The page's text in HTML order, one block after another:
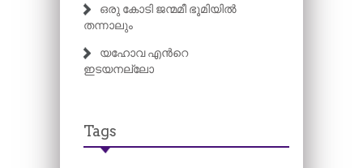
ഒരു കോടി ജന്മമീ ഭൂമിയിൽ
തന്നാലും
യഹോവ എന്‍റെ
ഇടയനല്ലോ
Tags